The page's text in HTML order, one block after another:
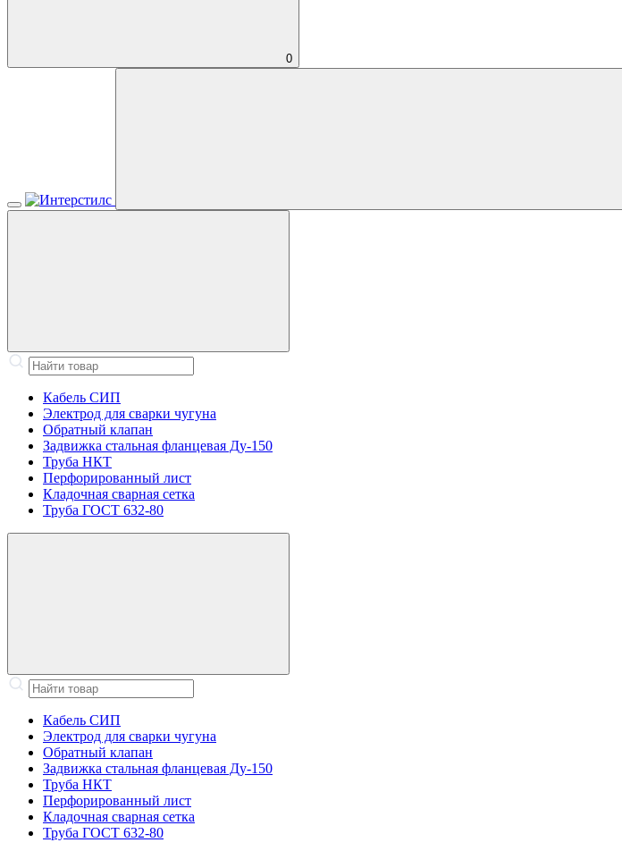
0
Кабель СИП
Электрод для сварки чугуна
Обратный клапан
Задвижка стальная фланцевая Ду-150
Труба НКТ
Перфорированный лист
Кладочная сварная сетка
Труба ГОСТ 632-80
Кабель СИП
Электрод для сварки чугуна
Обратный клапан
Задвижка стальная фланцевая Ду-150
Труба НКТ
Перфорированный лист
Кладочная сварная сетка
Труба ГОСТ 632-80